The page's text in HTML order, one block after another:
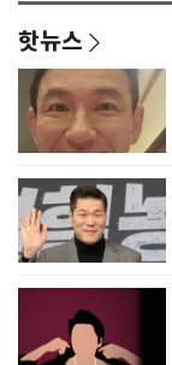
핫뉴스